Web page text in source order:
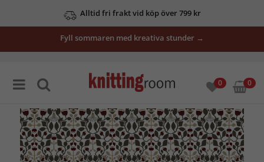
Alltid fri frakt vid köp över 799 kr
Fyll sommaren med kreativa stunder →
0 0